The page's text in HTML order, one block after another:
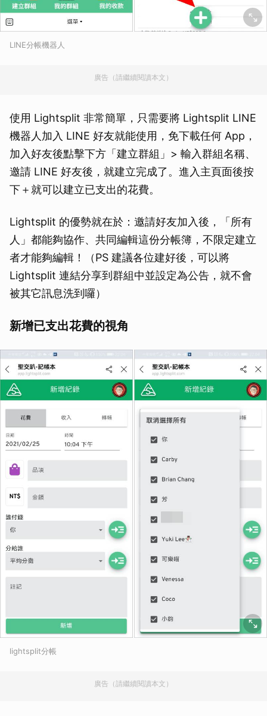
LINE分帳機器人
廣告（請繼續閱讀本文）
使用 Lightsplit 非常簡單，只需要將 Lightsplit LINE
機器人加入 LINE 好友就能使用，免下載任何 App，
加入好友後點擊下方「建立群組」> 輸入群組名稱、
邀請 LINE 好友後，就建立完成了。進入主頁面後按
下＋就可以建立已支出的花費。
Lightsplit 的優勢就在於：邀請好友加入後，「所有
人」都能夠協作、共同編輯這份分帳簿，不限定建立
者才能夠編輯！（PS 建議各位建好後，可以將
Lightsplit 連結分享到群組中並設定為公告，就不會
被其它訊息洗到囉）
新增已支出花費的視角
lightsplit分帳
廣告（請繼續閱讀本文）